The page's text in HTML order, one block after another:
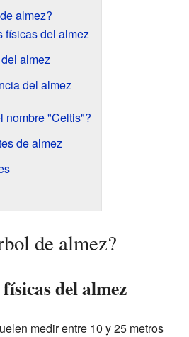
almez?
físicas del almez
almez
del almez
nombre "Celtis"?
de almez
de almez?
del almez
medir entre 10 y 25 metros